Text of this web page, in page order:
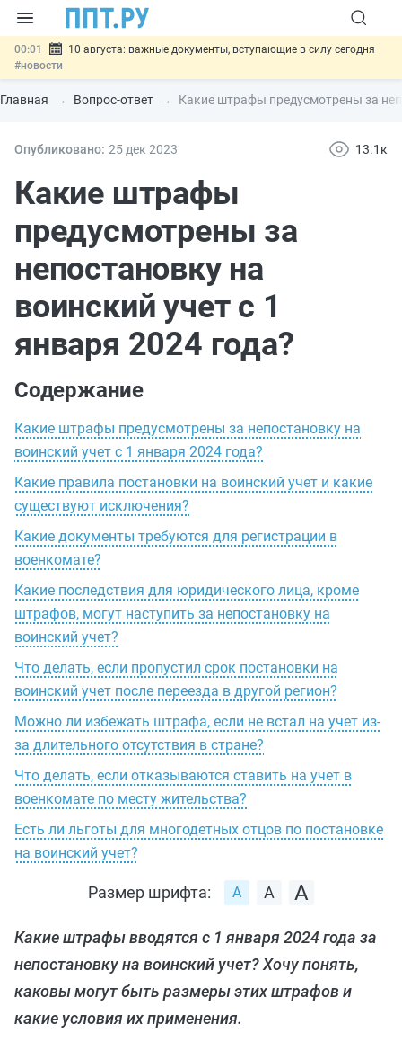
00:01
10 августа: важные документы, вступающие в силу сегодня
#новости
07.08 Подписан закон о блокировке продажи опасных товаров через
«Честный знак»#новости
07.08 Госпошлину за устранение ошибок в документах предлагают
07.08
Разработают единые критерии трудовых и ГПХ-
отношений #новости
Главная Вопрос-ответ Какие штрафы предусмотрены за
Опубликовано: 25 дек 2023 13.1к
Какие штрафы
предусмотрены за
непостановку на
воинский учет с 1
января 2024 года?
Содержание
Какие штрафы предусмотрены за непостановку на
воинский учет с 1 января 2024 года?
Какие правила постановки на воинский учет и какие
существуют исключения?
Какие документы требуются для регистрации в
военкомате?
Какие последствия для юридического лица, кроме
штрафов, могут наступить за непостановку на
воинский учет?
Что делать, если пропустил срок постановки на
воинский учет после переезда в другой регион?
Можно ли избежать штрафа, если не встал на учет из-
за длительного отсутствия в стране?
Что делать, если отказываются ставить на учет в
военкомате по месту жительства?
Есть ли льготы для многодетных отцов по постановке
на воинский учет?
Размер шрифта:
Какие штрафы вводятся с 1 января 2024 года за
непостановку на воинский учет? Хочу понять,
каковы могут быть размеры этих штрафов и
какие условия их применения.